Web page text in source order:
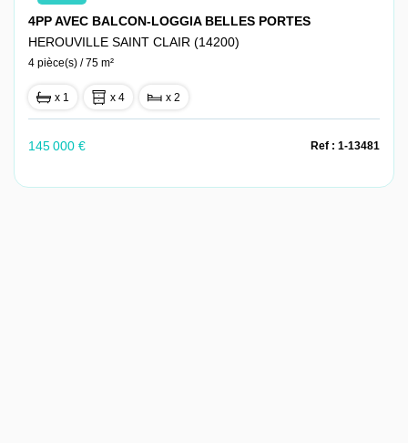
4PP AVEC BALCON-LOGGIA BELLES PORTES
HEROUVILLE SAINT CLAIR (14200)
4 pièce(s) / 75 m²
x 1 x 4 x 2
145 000 € Ref : 1-13481